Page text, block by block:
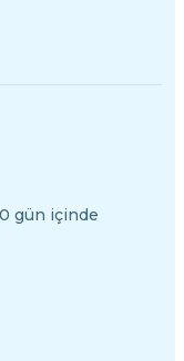
gün içinde